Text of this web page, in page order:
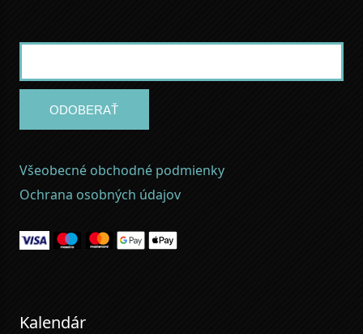
ODOBERAŤ
Všeobecné obchodné podmienky
Ochrana osobných údajov
Kalendár